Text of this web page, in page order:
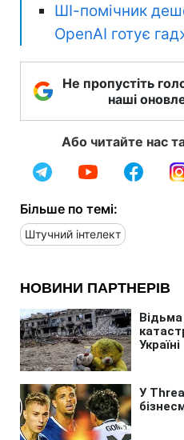
ШІ-помічник
OpenAI готує
Не пропустіть
наші
Або читайте нас
Більше по темі:
Штучний інтелект